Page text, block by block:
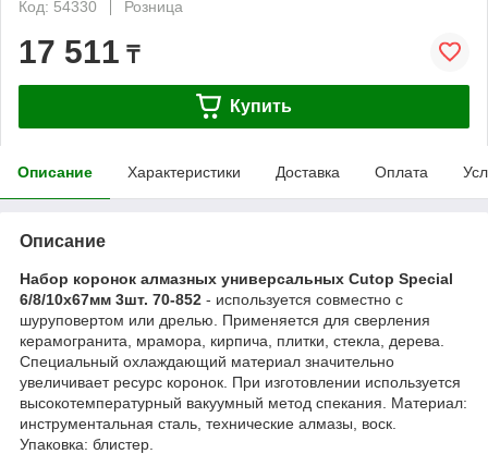
Код: 54330
Розница
17 511 ₸
Купить
Описание Характеристики Доставка Оплата
Описание
Набор коронок алмазных универсальных Cutop Special
6/8/10x67мм 3шт. 70-852 - используется совместно с
шуруповертом или дрелью. Применяется для сверления
керамогранита, мрамора, кирпича, плитки, стекла, дерева.
Специальный охлаждающий материал значительно
увеличивает ресурс коронок. При изготовлении используется
высокотемпературный вакуумный метод спекания. Материал:
инструментальная сталь, технические алмазы, воск.
Упаковка: блистер.